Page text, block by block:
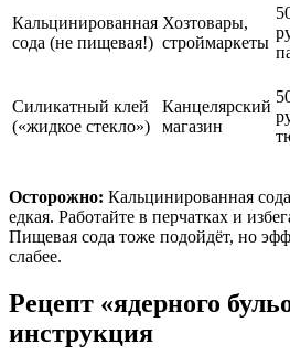
Кальцинированная
сода (не пищевая!)
Хозтовары,
строймаркеты
Силикатный клей
(«жидкое стекло»)
Канцелярский
магазин
Осторожно: Кальцинированная
едкая. Работайте в перчатках и
Пищевая сода тоже подойдёт, но
слабее.
Рецепт «ядерного
инструкция